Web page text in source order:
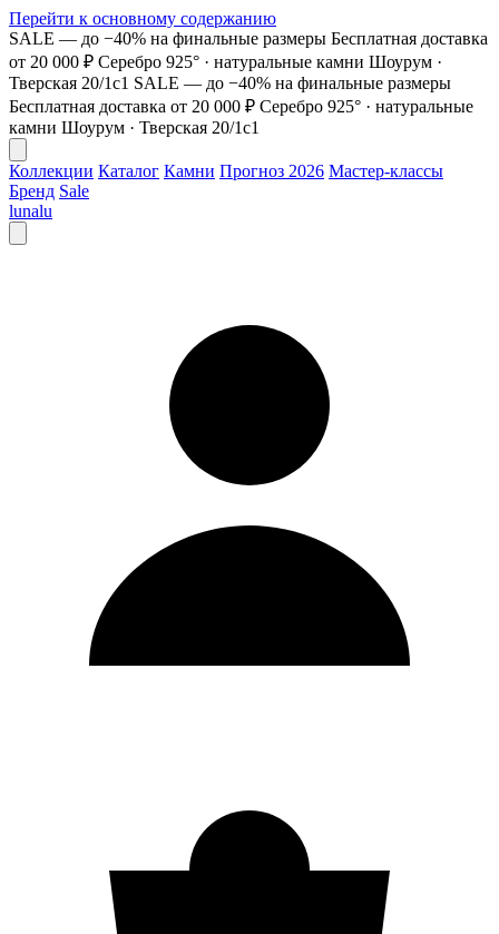
Перейти к основному содержанию
SALE — до −40% на финальные размеры Бесплатная доставка
от 20 000 ₽ Серебро 925° · натуральные камни Шоурум ·
Тверская 20/1с1 SALE — до −40% на финальные размеры
Бесплатная доставка от 20 000 ₽ Серебро 925° · натуральные
камни Шоурум · Тверская 20/1с1
Коллекции Каталог Камни Прогноз 2026 Мастер-классы
Бренд Sale
lunalu